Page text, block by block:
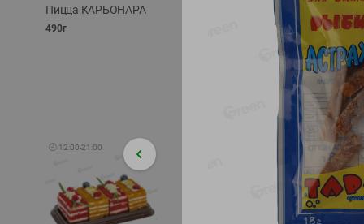
Пицца КАРБОНАРА
490г
охлажденный 1 кг
охлажд
🕘 12:00-21:00